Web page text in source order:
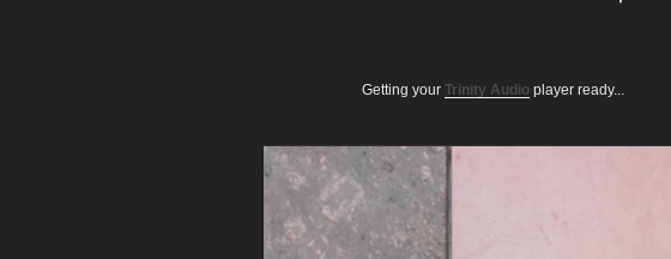
Getting your Trinity Audio player ready...